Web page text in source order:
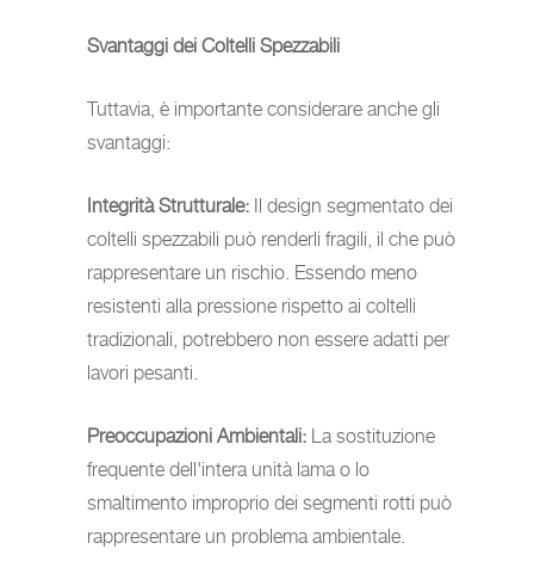
Svantaggi dei Coltelli Spezzabili
Tuttavia, è importante considerare anche gli
svantaggi:
Integrità Strutturale: Il design segmentato dei
coltelli spezzabili può renderli fragili, il che può
rappresentare un rischio. Essendo meno
resistenti alla pressione rispetto ai coltelli
tradizionali, potrebbero non essere adatti per
lavori pesanti.
Preoccupazioni Ambientali: La sostituzione
frequente dell'intera unità lama o lo
smaltimento improprio dei segmenti rotti può
rappresentare un problema ambientale.